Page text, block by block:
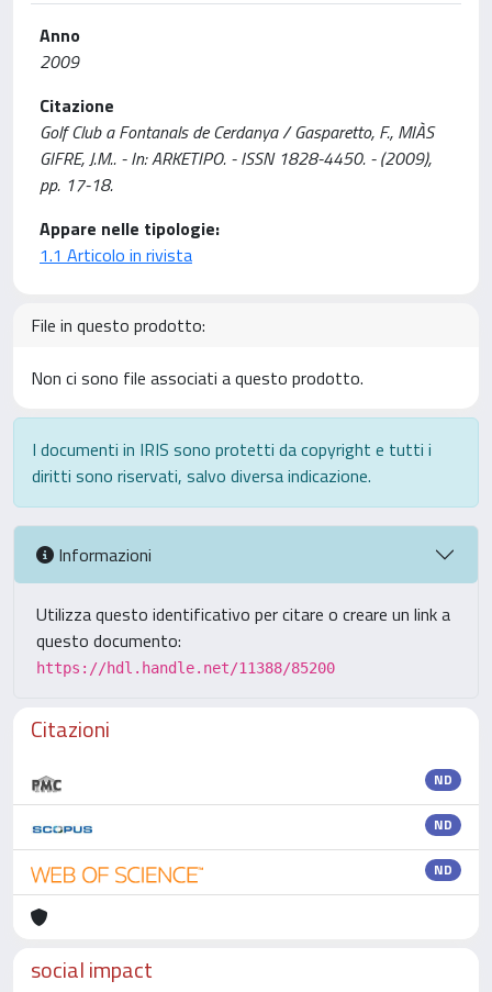
Anno
2009
Citazione
Golf Club a Fontanals de Cerdanya / Gasparetto, F., MIÀS
GIFRE, J.M.. - In: ARKETIPO. - ISSN 1828-4450. - (2009),
pp. 17-18.
Appare nelle tipologie:
1.1 Articolo in rivista
File in questo prodotto:
Non ci sono file associati a questo prodotto.
I documenti in IRIS sono protetti da copyright e tutti i
diritti sono riservati, salvo diversa indicazione.
Informazioni
Utilizza questo identificativo per citare o creare un link a
questo documento:
https://hdl.handle.net/11388/85200
Citazioni
ND
ND
ND
social impact